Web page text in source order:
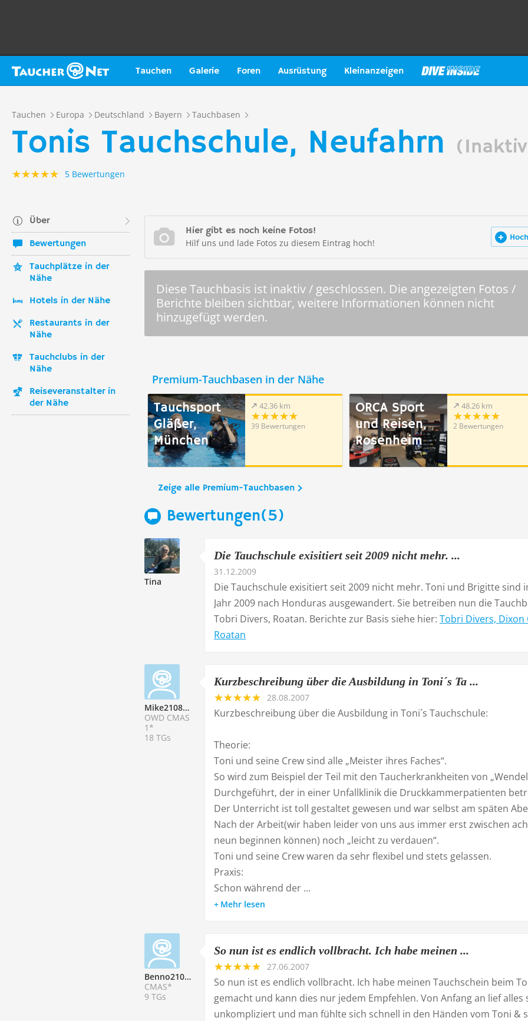
Tauchen Galerie Foren Ausrüstung Kleinanzeigen
Tauchen Europa Deutschland Bayern Tauchbasen
Tonis Tauchschule, Neufahrn
5 Bewertungen
Über
Bewertungen
Tauchplätze in der
Nähe
Hotels in der Nähe
Restaurants in der
Nähe
Tauchclubs in der
Nähe
Reiseveranstalter in
der Nähe
Hier gibt es noch keine Fotos!
Hilf uns und lade Fotos zu diesem Eintrag hoch!
Diese Tauchbasis ist inaktiv / geschlossen. Die angezeigten Fotos /
Berichte bleiben sichtbar, weitere Informationen können nicht
hinzugefügt werden.
Premium-Tauchbasen in der Nähe
Tauchsport
Gläßer,
München
42.36 km
39 Bewertungen
ORCA Sport
und Reisen,
Rosenheim
48.26 km
2 Bewertungen
Zeige alle Premium-Tauchbasen
Bewertungen(5)
Tina
Die Tauchschule exisitiert seit 2009 nicht mehr. ...
31.12.2009
Die Tauchschule exisitiert seit 2009 nicht mehr. Toni und Brigitte sind
Jahr 2009 nach Honduras ausgewandert. Sie betreiben nun die
Tobri Divers, Roatan. Berichte zur Basis siehe hier: Tobri Divers, Dixon
Roatan
Mike210806
OWD CMAS
1*
18 TGs
Kurzbeschreibung über die Ausbildung in Toni´s Ta ...
28.08.2007
Kurzbeschreibung über die Ausbildung in Toni´s Tauchschule:
Theorie:
Toni und seine Crew sind alle „Meister ihres Faches“.
So wird zum Beispiel der Teil mit den Taucherkrankheiten von
Durchgeführt, der in einer Unfallklinik die Druckkammerpatienten
Der Unterricht ist toll gestaltet gewesen und war selbst am späten
Nach der Arbeit(wir haben leider von uns aus immer erst zwischen
neun beginnen können) noch „leicht zu verdauen“.
Toni und seine Crew waren da sehr flexibel und stets gelassen.
Praxis:
Schon während der ...
Mehr lesen
Benno210805
CMAS*
9 TGs
So nun ist es endlich vollbracht. Ich habe meinen ...
27.06.2007
So nun ist es endlich vollbracht. Ich habe meinen Tauchschein beim
gemacht und kann dies nur jedem Empfehlen. Von Anfang an lief alles
unkompliziert und man fühlte sich schnell in den Händen vom Toni &